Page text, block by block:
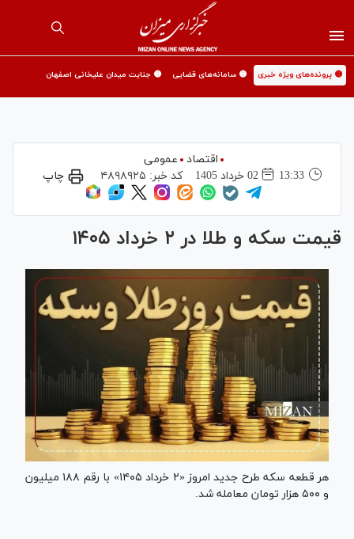
🟡 پرونده‌های ویژه خبری 🟡 سامانه‌های قضایی 🟡 جنایت میدان علیخانی اصفهان
اقتصاد
عمومی
13:33
02 خرداد 1405 کد خبر: ۴۸۹۸۹۲۵ چاپ
قیمت سکه و طلا در ۲ خرداد ۱۴۰۵
هر قطعه سکه طرح جدید امروز «۲ خرداد ۱۴۰۵» با رقم ۱۸۸ میلیون
و ۵۰۰ هزار تومان معامله شد.